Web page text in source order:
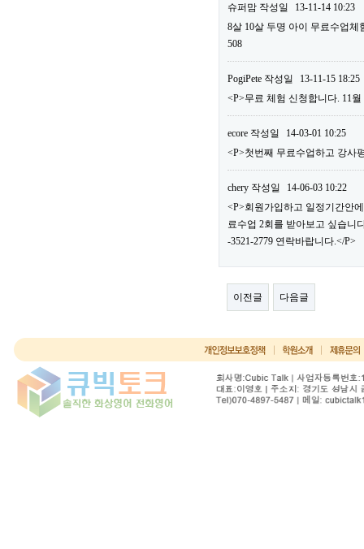
슈퍼맘 작성일
13-11-14 10:23
8살 10살 두명 아이 무료수업체
508
PogiPete 작성일
13-11-15 18:25
<P>무료 체험 신청합니다. 11
ecore 작성일
14-03-01 10:25
<P>첫번째 무료수업하고 강사
chery 작성일
14-06-03 10:22
<P>회원가입하고 일정기간안
료수업 2회를 받아보고 싶습니
-3521-2779 연락바랍니다.</P>
이전글 다음글